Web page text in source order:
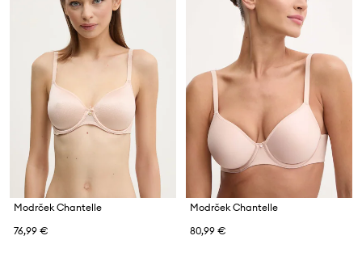
Modrček Chantelle
76,99 €
Modrček Chantelle
80,99 €